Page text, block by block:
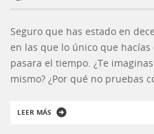
Seguro que has estado en
en las que lo único que
pasara el tiempo. ¿Te
mismo? ¿Por qué no pruebas
LEER MÁS